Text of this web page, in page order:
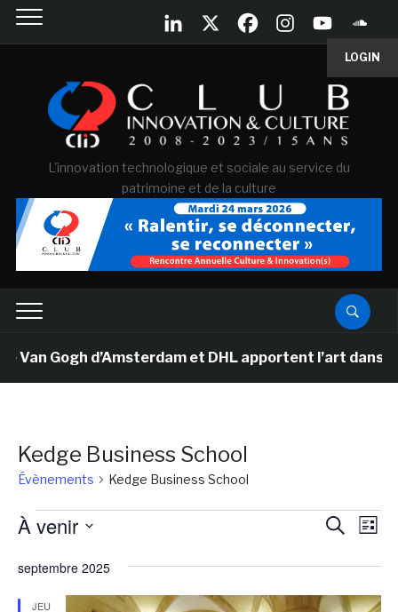
LOGIN
L'innovation technologique et sociale au service du
patrimoine et de la culture
Van Gogh d’Amsterdam et DHL apportent l’art dans
Kedge Business School
Évènements Kedge Business School
Évènements Liste
À venir
une
date.
septembre 2025
JEU